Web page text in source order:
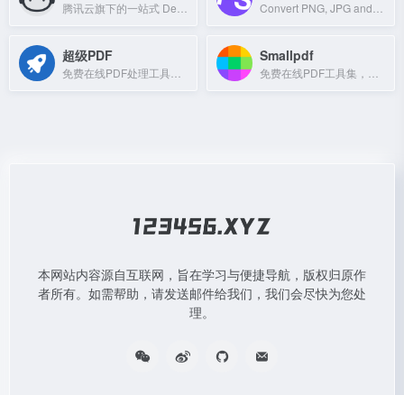
超级PDF Smallpdf
本网站内容源自互联网，旨在学习与便捷导航，版权归原作
者所有。如需帮助，请发送邮件给我们，我们会尽快为您处
理。